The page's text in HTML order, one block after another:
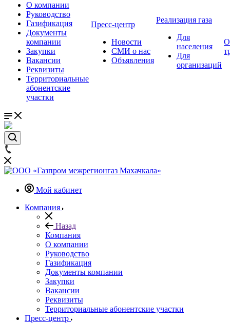
О компании
Руководство
Газификация
Документы
компании
Закупки
Вакансии
Реквизиты
Территориальные
абонентские
участки
Пресс-центр
Новости
СМИ о нас
Объявления
Реализация газа
Для
населения
Для
организаций
Мой кабинет
Компания
Назад
Компания
О компании
Руководство
Газификация
Документы компании
Закупки
Вакансии
Реквизиты
Территориальные абонентские участки
Пресс-центр